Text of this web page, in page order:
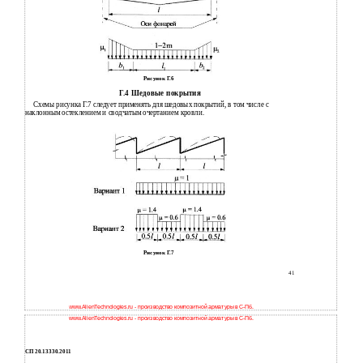
Рисунок Г.6
Г.4 Шедовые покрытия
Схемы рисунка Г.7 следует применять для шедовых покрытий, в том числе с
наклонным остеклением и сводчатым очертанием кровли.
Рисунок Г.7
41
www.AlienTechnologies.ru - производство композитной арматуры в С-Пб.
www.AlienTechnologies.ru - производство композитной арматуры в С-Пб.
СП 20.13330.2011